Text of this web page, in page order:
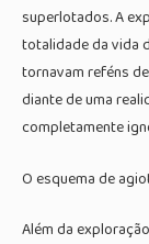
superlotados. A
totalidade da vida
tornavam reféns
diante de uma
completamente
O esquema de
Além da